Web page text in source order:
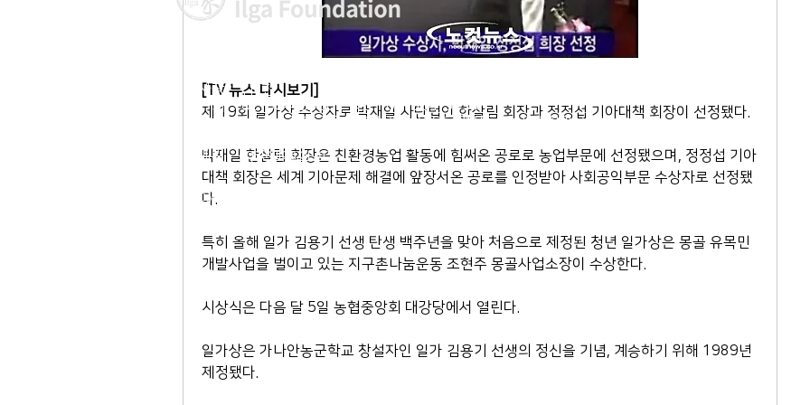
[TV 뉴스 다시보기]
제 19회 일가상 수상자로 박재일 사단법인 한살림 회장과 정정섭 기아대책 회장이 선정됐다.
박재일 한살림 회장은 친환경농업 활동에 힘써온 공로로 농업부문에 선정됐으며, 정정섭 기아
대책 회장은 세계 기아문제 해결에 앞장서온 공로를 인정받아 사회공익부문 수상자로 선정됐
다.
특히 올해 일가 김용기 선생 탄생 백주년을 맞아 처음으로 제정된 청년 일가상은 몽골 유목민
개발사업을 벌이고 있는 지구촌나눔운동 조현주 몽골사업소장이 수상한다.
시상식은 다음 달 5일 농협중앙회 대강당에서 열린다.
일가상은 가나안농군학교 창설자인 일가 김용기 선생의 정신을 기념, 계승하기 위해 1989년
제정됐다.
이사장 : 김 현
전 화 : 02-564-5990 | 팩스 : 02-564-5991
주 소 : 서울시 종로구 율곡로 190, 407호 (연지동, 여전도회관) (우)
​이메일 : ilga@ilga.or.kr
© Copyright 2019 by ILGAFOUNDATION. ALL RIGHTS RESERVED